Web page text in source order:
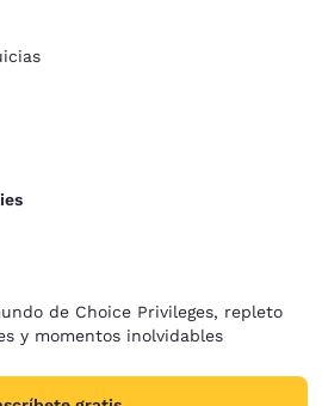
de Choice Privileges, repleto
y momentos inolvidables